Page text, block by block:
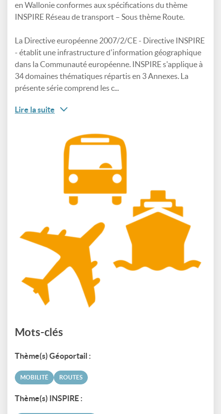
en Wallonie conformes aux spécifications du thème
INSPIRE Réseau de transport – Sous thème Route.
La Directive européenne 2007/2/CE - Directive INSPIRE
- établit une infrastructure d'information géographique
dans la Communauté européenne. INSPIRE s'applique à
34 domaines thématiques répartis en 3 Annexes. La
présente série comprend les c...
Lire la suite
Mots-clés
Thème(s) Géoportail :
MOBILITÉ ROUTES
Thème(s) INSPIRE :